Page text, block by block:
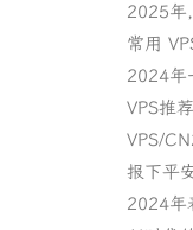
2025年
常用
2024年
VPS推
VPS/
报下平
2024年